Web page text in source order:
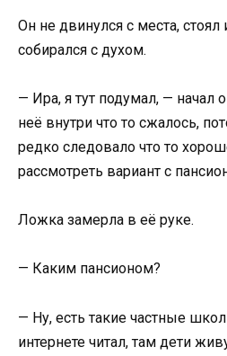
Он не двинулся с места, стоял
собирался с духом.
— Ира, я тут подумал, — начал
неё внутри что то сжалось,
редко следовало что то
рассмотреть вариант с
Ложка замерла в её руке.
— Каким пансионом?
— Ну, есть такие частные
интернете читал, там дети